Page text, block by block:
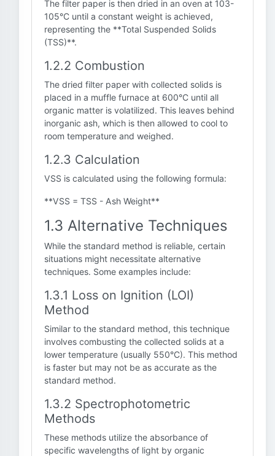
The filter paper is then dried in an oven at 103-
105°C until a constant weight is achieved,
representing the **Total Suspended Solids
(TSS)**.
1.2.2 Combustion
The dried filter paper with collected solids is
placed in a muffle furnace at 600°C until all
organic matter is volatilized. This leaves behind
inorganic ash, which is then allowed to cool to
room temperature and weighed.
1.2.3 Calculation
VSS is calculated using the following formula:
**VSS = TSS - Ash Weight**
1.3 Alternative Techniques
While the standard method is reliable, certain
situations might necessitate alternative
techniques. Some examples include:
1.3.1 Loss on Ignition (LOI)
Method
Similar to the standard method, this technique
involves combusting the collected solids at a
lower temperature (usually 550°C). This method
is faster but may not be as accurate as the
standard method.
1.3.2 Spectrophotometric
Methods
These methods utilize the absorbance of
specific wavelengths of light by organic